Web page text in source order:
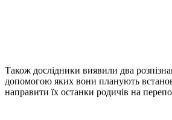
Також дослідники виявили два
допомогою яких вони планують
направити їх останки родичів на